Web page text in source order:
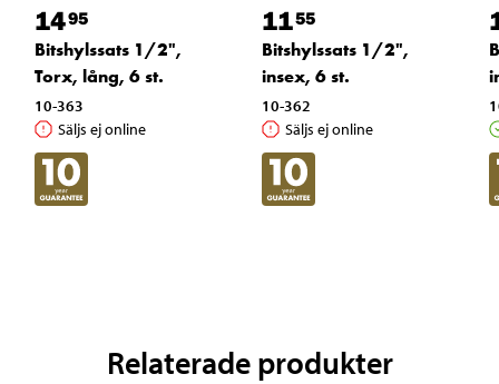
1495
Bitshylssats 1/2",
Torx, lång, 6 st.
10-363
Säljs ej online
1155
Bitshylssats 1/2",
insex, 6 st.
10-362
Säljs ej online
Relaterade produkter